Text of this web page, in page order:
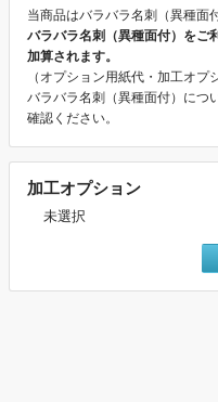
当商品はバラバラ名刺（異種面
バラバラ名刺（異種面付）をご
加算されます。
（オプション用紙代・加工オプ
バラバラ名刺（異種面付）につ
確認ください。
加工オプション
未選択